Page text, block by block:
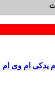
یدکی ام وی ام